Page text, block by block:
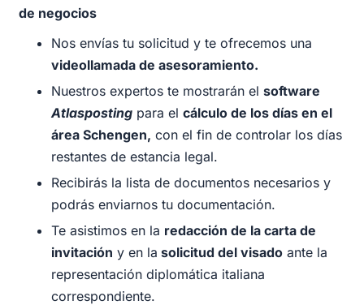
de negocios
Nos envías tu solicitud y te ofrecemos una
videollamada de asesoramiento.
Nuestros expertos te mostrarán elsoftware
Atlasposting para elcálculo de los días en el
área Schengen, con el fin de controlar los días
restantes de estancia legal.
Recibirás la lista de documentos necesarios y
podrás enviarnos tu documentación.
Te asistimos en la redacción de la carta de
invitación y en la solicitud del visado ante la
representación diplomática italiana
correspondiente.